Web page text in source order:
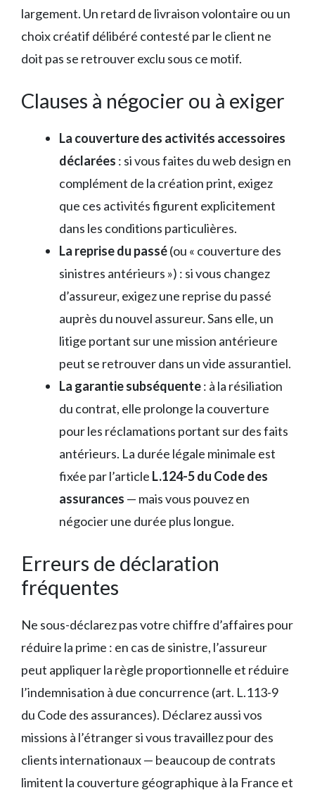
largement. Un retard de livraison volontaire ou un
choix créatif délibéré contesté par le client ne
doit pas se retrouver exclu sous ce motif.
Clauses à négocier ou à exiger
La couverture des activités accessoires
déclarées : si vous faites du web design en
complément de la création print, exigez
que ces activités figurent explicitement
dans les conditions particulières.
La reprise du passé(ou « couverture des
sinistres antérieurs ») : si vous changez
d’assureur, exigez une reprise du passé
auprès du nouvel assureur. Sans elle, un
litige portant sur une mission antérieure
peut se retrouver dans un vide assurantiel.
La garantie subséquente: à la résiliation
du contrat, elle prolonge la couverture
pour les réclamations portant sur des faits
antérieurs. La durée légale minimale est
fixée par l’article L.124-5 du Code des
assurances — mais vous pouvez en
négocier une durée plus longue.
Erreurs de déclaration
fréquentes
Ne sous-déclarez pas votre chiffre d’affaires pour
réduire la prime : en cas de sinistre, l’assureur
peut appliquer la règle proportionnelle et réduire
l’indemnisation à due concurrence (art. L.113-9
du Code des assurances). Déclarez aussi vos
missions à l’étranger si vous travaillez pour des
clients internationaux — beaucoup de contrats
limitent la couverture géographique à la France et